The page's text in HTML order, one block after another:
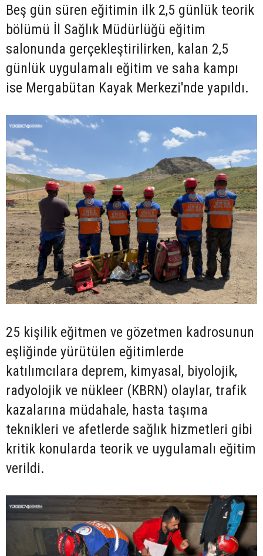
Beş gün süren eğitimin ilk 2,5 günlük teorik
bölümü İl Sağlık Müdürlüğü eğitim
salonunda gerçekleştirilirken, kalan 2,5
günlük uygulamalı eğitim ve saha kampı
ise Mergabütan Kayak Merkezi'nde yapıldı.
25 kişilik eğitmen ve gözetmen kadrosunun
eşliğinde yürütülen eğitimlerde
katılımcılara deprem, kimyasal, biyolojik,
radyolojik ve nükleer (KBRN) olaylar, trafik
kazalarına müdahale, hasta taşıma
teknikleri ve afetlerde sağlık hizmetleri gibi
kritik konularda teorik ve uygulamalı eğitim
verildi.